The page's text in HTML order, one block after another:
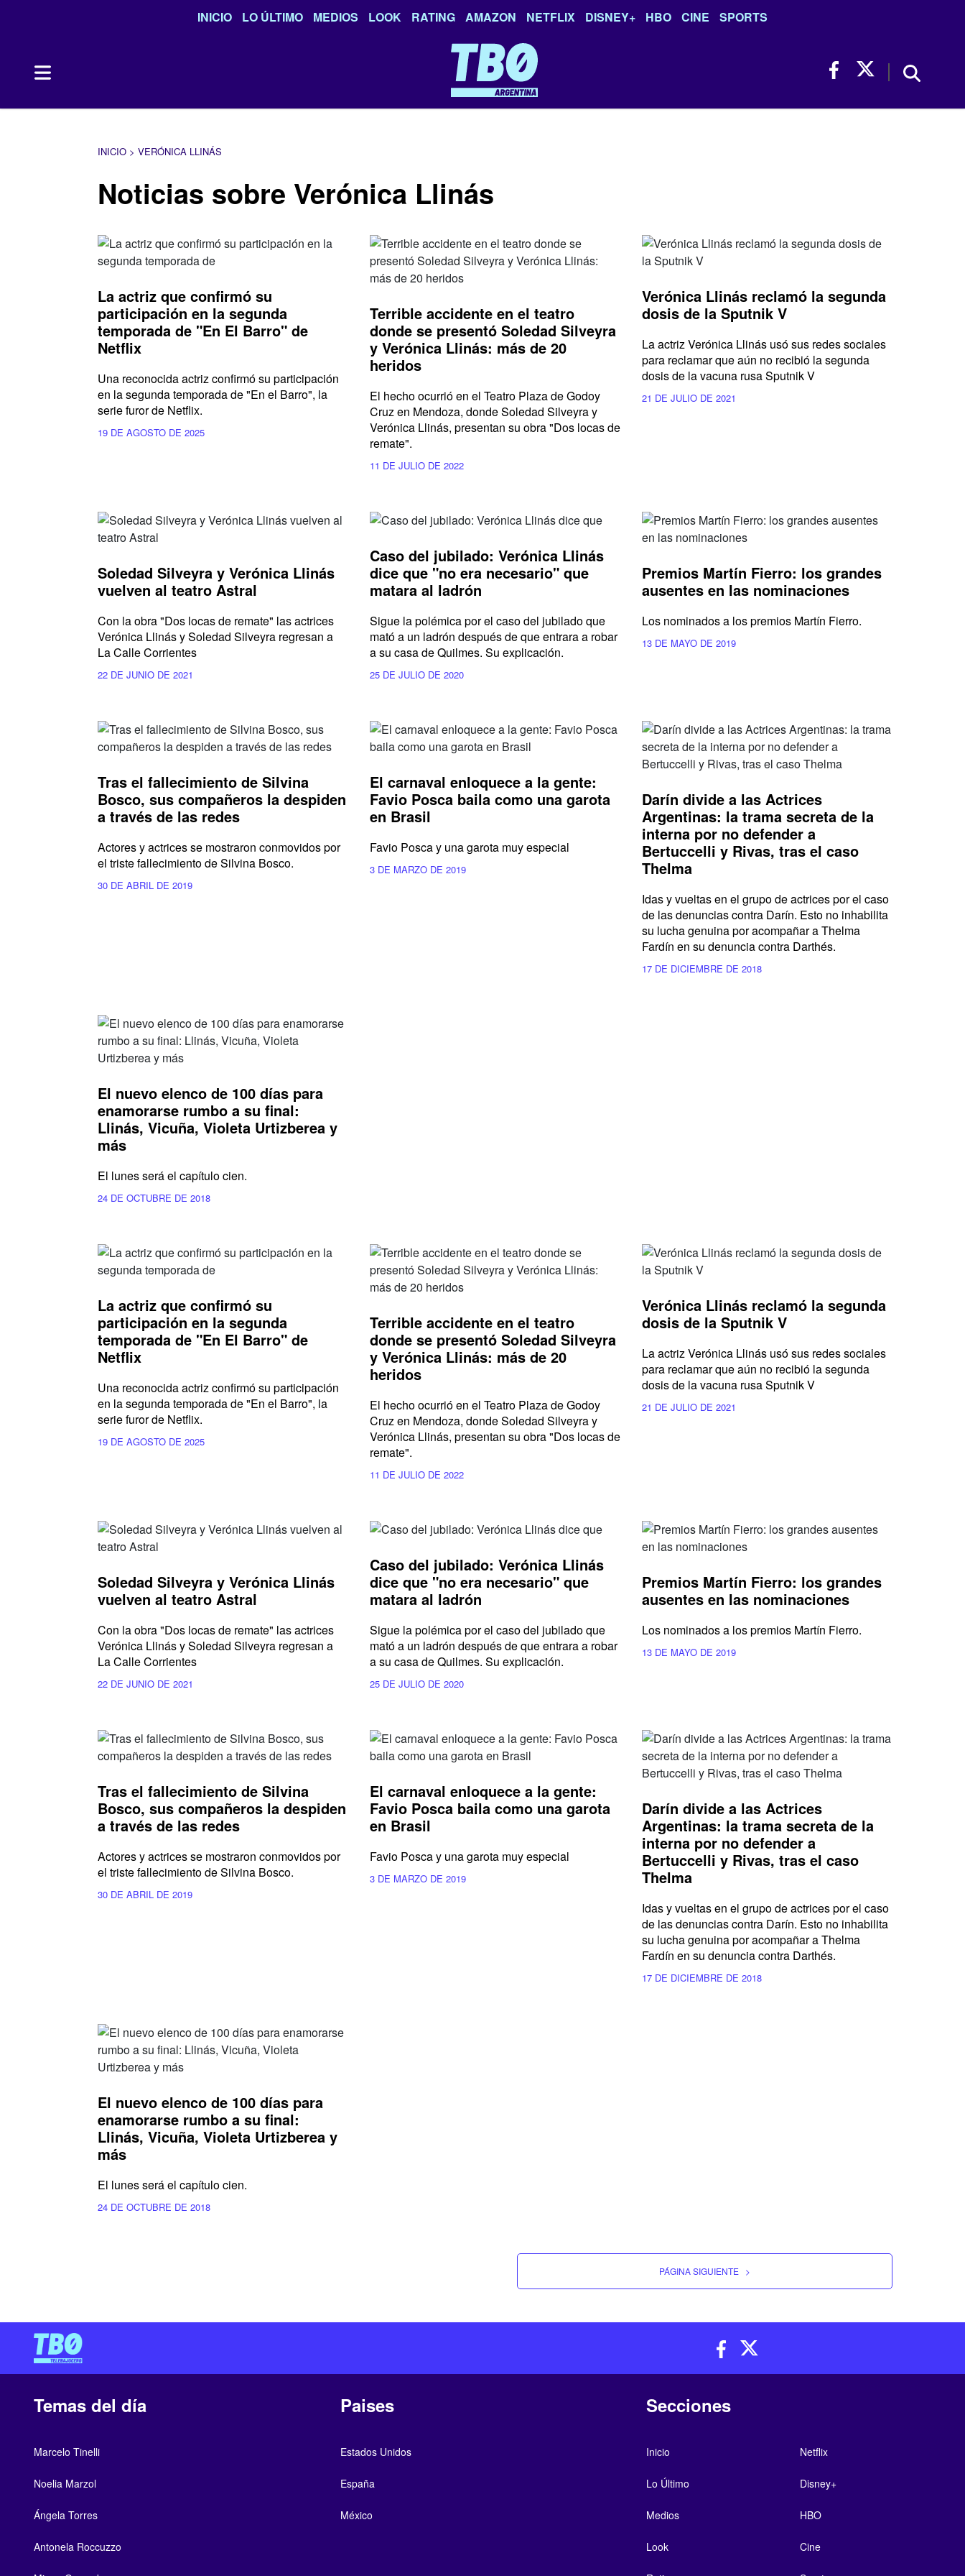
INICIO LO ÚLTIMO MEDIOS LOOK RATING AMAZON NETFLIX DISNEY+ HBO CINE SPORTS
INICIO > VERÓNICA LLINÁS
Noticias sobre Verónica Llinás
La actriz que confirmó su
participación en la segunda
temporada de "En El Barro" de
Netflix
Una reconocida actriz confirmó su participación
en la segunda temporada de "En el Barro", la
serie furor de Netflix.
19 DE AGOSTO DE 2025
Terrible accidente en el teatro
donde se presentó Soledad Silveyra
y Verónica Llinás: más de 20
heridos
El hecho ocurrió en el Teatro Plaza de Godoy
Cruz en Mendoza, donde Soledad Silveyra y
Verónica Llinás, presentan su obra "Dos locas de
remate".
11 DE JULIO DE 2022
Verónica Llinás reclamó la segunda
dosis de la Sputnik V
La actriz Verónica Llinás usó sus redes sociales
para reclamar que aún no recibió la segunda
dosis de la vacuna rusa Sputnik V
21 DE JULIO DE 2021
Soledad Silveyra y Verónica Llinás
vuelven al teatro Astral
Con la obra "Dos locas de remate" las actrices
Verónica Llinás y Soledad Silveyra regresan a
La Calle Corrientes
22 DE JUNIO DE 2021
Caso del jubilado: Verónica Llinás
dice que "no era necesario" que
matara al ladrón
Sigue la polémica por el caso del jubilado que
mató a un ladrón después de que entrara a robar
a su casa de Quilmes. Su explicación.
25 DE JULIO DE 2020
Premios Martín Fierro: los grandes
ausentes en las nominaciones
Los nominados a los premios Martín Fierro.
13 DE MAYO DE 2019
Tras el fallecimiento de Silvina
Bosco, sus compañeros la despiden
a través de las redes
Actores y actrices se mostraron conmovidos por
el triste fallecimiento de Silvina Bosco.
30 DE ABRIL DE 2019
El carnaval enloquece a la gente:
Favio Posca baila como una garota
en Brasil
Favio Posca y una garota muy especial
3 DE MARZO DE 2019
Darín divide a las Actrices
Argentinas: la trama secreta de la
interna por no defender a
Bertuccelli y Rivas, tras el caso
Thelma
Idas y vueltas en el grupo de actrices por el caso
de las denuncias contra Darín. Esto no inhabilita
su lucha genuina por acompañar a Thelma
Fardín en su denuncia contra Darthés.
17 DE DICIEMBRE DE 2018
El nuevo elenco de 100 días para
enamorarse rumbo a su final:
Llinás, Vicuña, Violeta Urtizberea y
más
El lunes será el capítulo cien.
24 DE OCTUBRE DE 2018
La actriz que confirmó su
participación en la segunda
temporada de "En El Barro" de
Netflix
Una reconocida actriz confirmó su participación
en la segunda temporada de "En el Barro", la
serie furor de Netflix.
19 DE AGOSTO DE 2025
Terrible accidente en el teatro
donde se presentó Soledad Silveyra
y Verónica Llinás: más de 20
heridos
El hecho ocurrió en el Teatro Plaza de Godoy
Cruz en Mendoza, donde Soledad Silveyra y
Verónica Llinás, presentan su obra "Dos locas de
remate".
11 DE JULIO DE 2022
Verónica Llinás reclamó la segunda
dosis de la Sputnik V
La actriz Verónica Llinás usó sus redes sociales
para reclamar que aún no recibió la segunda
dosis de la vacuna rusa Sputnik V
21 DE JULIO DE 2021
Soledad Silveyra y Verónica Llinás
vuelven al teatro Astral
Con la obra "Dos locas de remate" las actrices
Verónica Llinás y Soledad Silveyra regresan a
La Calle Corrientes
22 DE JUNIO DE 2021
Caso del jubilado: Verónica Llinás
dice que "no era necesario" que
matara al ladrón
Sigue la polémica por el caso del jubilado que
mató a un ladrón después de que entrara a robar
a su casa de Quilmes. Su explicación.
25 DE JULIO DE 2020
Premios Martín Fierro: los grandes
ausentes en las nominaciones
Los nominados a los premios Martín Fierro.
13 DE MAYO DE 2019
Tras el fallecimiento de Silvina
Bosco, sus compañeros la despiden
a través de las redes
Actores y actrices se mostraron conmovidos por
el triste fallecimiento de Silvina Bosco.
30 DE ABRIL DE 2019
El carnaval enloquece a la gente:
Favio Posca baila como una garota
en Brasil
Favio Posca y una garota muy especial
3 DE MARZO DE 2019
Darín divide a las Actrices
Argentinas: la trama secreta de la
interna por no defender a
Bertuccelli y Rivas, tras el caso
Thelma
Idas y vueltas en el grupo de actrices por el caso
de las denuncias contra Darín. Esto no inhabilita
su lucha genuina por acompañar a Thelma
Fardín en su denuncia contra Darthés.
17 DE DICIEMBRE DE 2018
El nuevo elenco de 100 días para
enamorarse rumbo a su final:
Llinás, Vicuña, Violeta Urtizberea y
más
El lunes será el capítulo cien.
24 DE OCTUBRE DE 2018
PÁGINA SIGUIENTE >
Temas del día
Marcelo Tinelli
Noelia Marzol
Ángela Torres
Antonela Roccuzzo
Paises
Estados Unidos
España
México
Secciones
Inicio
Lo Último
Medios
Look
Netflix
Disney+
HBO
Cine